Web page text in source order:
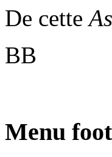
De cette
BB
Menu